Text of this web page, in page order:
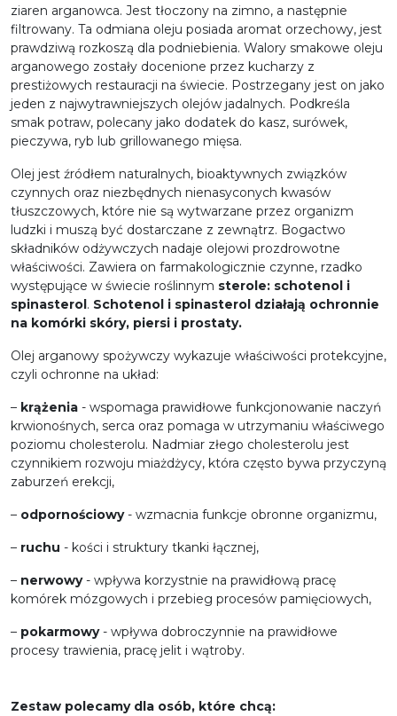
ziaren arganowca. Jest tłoczony na zimno, a następnie
filtrowany. Ta odmiana oleju posiada aromat orzechowy, jest
prawdziwą rozkoszą dla podniebienia. Walory smakowe oleju
arganowego zostały docenione przez kucharzy z
prestiżowych restauracji na świecie. Postrzegany jest on jako
jeden z najwytrawniejszych olejów jadalnych. Podkreśla
smak potraw, polecany jako dodatek do kasz, surówek,
pieczywa, ryb lub grillowanego mięsa.
Olej jest źródłem naturalnych, bioaktywnych związków
czynnych oraz niezbędnych nienasyconych kwasów
tłuszczowych, które nie są wytwarzane przez organizm
ludzki i muszą być dostarczane z zewnątrz. Bogactwo
składników odżywczych nadaje olejowi prozdrowotne
właściwości. Zawiera on farmakologicznie czynne, rzadko
występujące w świecie roślinnym sterole: schotenol i
spinasterol. Schotenol i spinasterol działają ochronnie
na komórki skóry, piersi i prostaty.
Olej arganowy spożywczy wykazuje właściwości protekcyjne,
czyli ochronne na układ:
– krążenia - wspomaga prawidłowe funkcjonowanie naczyń
krwionośnych, serca oraz pomaga w utrzymaniu właściwego
poziomu cholesterolu. Nadmiar złego cholesterolu jest
czynnikiem rozwoju miażdżycy, która często bywa przyczyną
zaburzeń erekcji,
– odpornościowy- wzmacnia funkcje obronne organizmu,
– ruchu - kości i struktury tkanki łącznej,
– nerwowy- wpływa korzystnie na prawidłową pracę
komórek mózgowych i przebieg procesów pamięciowych,
– pokarmowy- wpływa dobroczynnie na prawidłowe
procesy trawienia, pracę jelit i wątroby.
Zestaw polecamy dla osób, które chcą: